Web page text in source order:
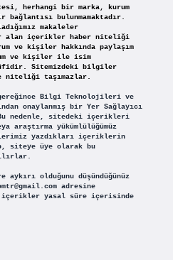
herhangi bir marka, kurum
bulunmamaktadır.
makaleler
alan içerikler haber niteliği
ve kişiler hakkında paylaşım
ve kişiler ile isim
Sitemizdeki bilgiler
niteliği taşımazlar.
gereğince Bilgi Teknolojileri ve
onaylanmış bir Yer Sağlayıcı
nedenle, sitedeki içerikleri
araştırma yükümlülüğümüz
yazdıkları içeriklerin
siteye üye olarak bu
aykırı olduğunu düşündüğünüz
adresine
yasal süre içerisinde